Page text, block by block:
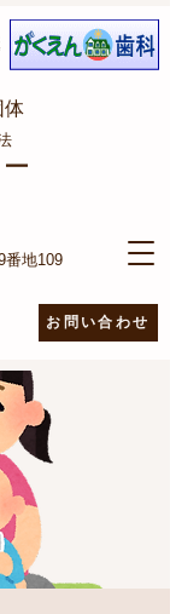
体
番地109
お問い合わせ